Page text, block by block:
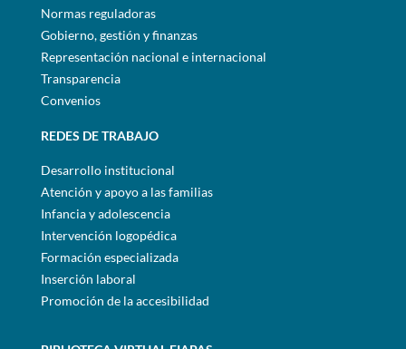
Normas reguladoras
Gobierno, gestión y finanzas
Representación nacional e internacional
Transparencia
Convenios
REDES DE TRABAJO
Desarrollo institucional
Atención y apoyo a las familias
Infancia y adolescencia
Intervención logopédica
Formación especializada
Inserción laboral
Promoción de la accesibilidad